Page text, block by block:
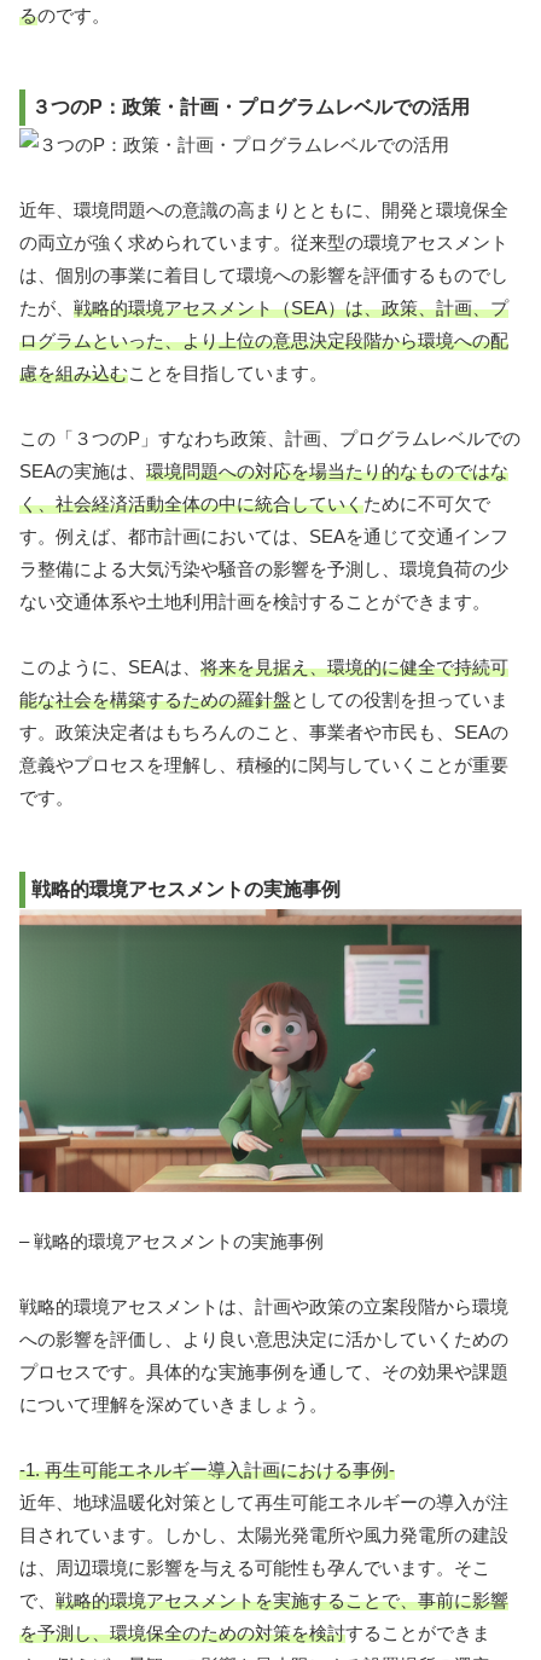
るのです。
３つのP：政策・計画・プログラムレベルでの活用
近年、環境問題への意識の高まりとともに、開発と環境保全
の両立が強く求められています。従来型の環境アセスメント
は、個別の事業に着目して環境への影響を評価するものでし
たが、 戦略的環境アセスメント（SEA）は、政策、計画、プ
ログラムといった、より上位の意思決定段階から環境への配
慮を組み込むことを目指しています。
この「３つのP」すなわち政策、計画、プログラムレベルでの
SEAの実施は、 環境問題への対応を場当たり的なものではな
く、社会経済活動全体の中に統合していくために不可欠で
す。例えば、都市計画においては、SEAを通じて交通インフ
ラ整備による大気汚染や騒音の影響を予測し、環境負荷の少
ない交通体系や土地利用計画を検討することができます。
このように、SEAは、 将来を見据え、環境的に健全で持続可
能な社会を構築するための羅針盤としての役割を担っていま
す。政策決定者はもちろんのこと、事業者や市民も、SEAの
意義やプロセスを理解し、積極的に関与していくことが重要
です。
戦略的環境アセスメントの実施事例
– 戦略的環境アセスメントの実施事例
戦略的環境アセスメントは、計画や政策の立案段階から環境
への影響を評価し、より良い意思決定に活かしていくための
プロセスです。具体的な実施事例を通して、その効果や課題
について理解を深めていきましょう。
-1. 再生可能エネルギー導入計画における事例-
近年、地球温暖化対策として再生可能エネルギーの導入が注
目されています。しかし、太陽光発電所や風力発電所の建設
は、周辺環境に影響を与える可能性も孕んでいます。そこ
で、 戦略的環境アセスメントを実施することで、事前に影響
を予測し、環境保全のための対策を検討することができま